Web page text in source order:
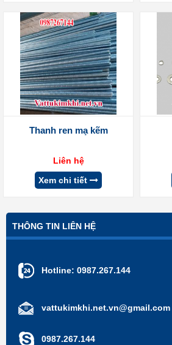
Thanh ren mạ kẽm
Liên hệ
Xem chi tiết
THÔNG TIN LIÊN HỆ
Hotline: 0987.267.144
vattukimkhi.net.vn@gmail.com
0987.267.144